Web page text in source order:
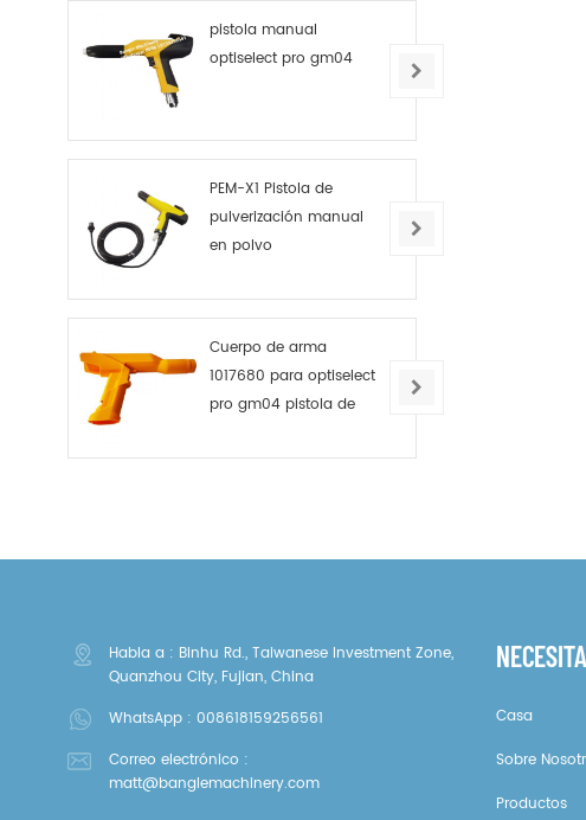
pistola manual
optiselect pro gm04
PEM-X1 Pistola de
pulverización manual
en polvo
Cuerpo de arma
1017680 para optiselect
pro gm04 pistola de
Habla a : Binhu Rd., Taiwanese Investment Zone,
Quanzhou City, Fujian, China
WhatsApp : 008618159256561
Correo electrónico :
matt@banglemachinery.com
Casa
Sobre
Productos